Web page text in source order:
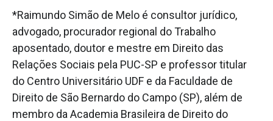
*Raimundo Simão de Melo é consultor jurídico,
advogado, procurador regional do Trabalho
aposentado, doutor e mestre em Direito das
Relações Sociais pela PUC-SP e professor titular
do Centro Universitário UDF e da Faculdade de
Direito de São Bernardo do Campo (SP), além de
membro da Academia Brasileira de Direito do